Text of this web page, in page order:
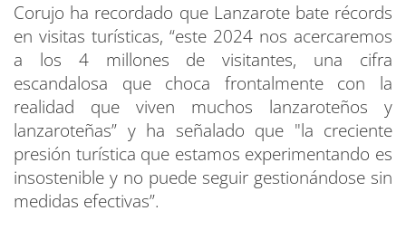
Corujo ha recordado que Lanzarote bate récords
en visitas turísticas, “este 2024 nos acercaremos
a los 4 millones de visitantes, una cifra
escandalosa que choca frontalmente con la
realidad que viven muchos lanzaroteños y
lanzaroteñas” y ha señalado que "la creciente
presión turística que estamos experimentando es
insostenible y no puede seguir gestionándose sin
medidas efectivas”.